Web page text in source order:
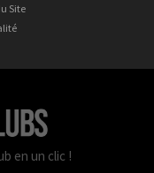
Site
en un clic !